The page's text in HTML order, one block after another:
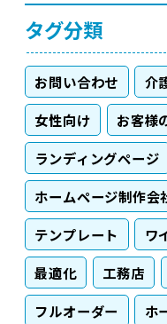
タグ分類
お問い合わせ 介
女性向け
お客様
ランディングページ
ホームページ制作会
テンプレート
ワ
最適化
工務店
フルオーダー
ホ